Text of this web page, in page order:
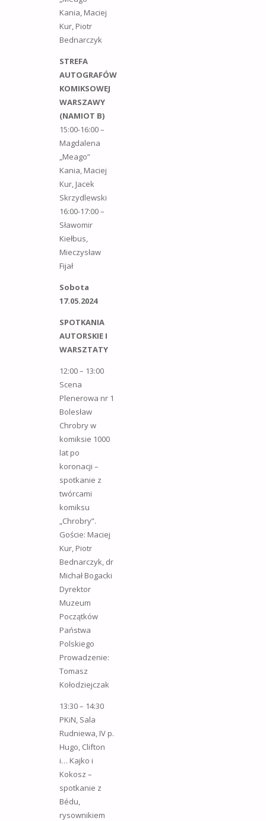
Kania, Maciej
Kur, Piotr
Bednarczyk
STREFA
AUTOGRAFÓW
KOMIKSOWEJ
WARSZAWY
(NAMIOT B)
15:00-16:00 –
Magdalena
„Meago”
Kania, Maciej
Kur, Jacek
Skrzydlewski
16:00-17:00 –
Sławomir
Kiełbus,
Mieczysław
Fijał
Sobota
17.05.2024
SPOTKANIA
AUTORSKIE I
WARSZTATY
12:00 – 13:00
Scena
Plenerowa nr 1
Bolesław
Chrobry w
komiksie 1000
lat po
koronacji –
spotkanie z
twórcami
komiksu
„Chrobry”.
Goście: Maciej
Kur, Piotr
Bednarczyk, dr
Michał Bogacki
Dyrektor
Muzeum
Początków
Państwa
Polskiego
Prowadzenie:
Tomasz
Kołodziejczak
13:30 – 14:30
PKiN, Sala
Rudniewa, IV p.
Hugo, Clifton
i… Kajko i
Kokosz –
spotkanie z
Bédu,
rysownikiem